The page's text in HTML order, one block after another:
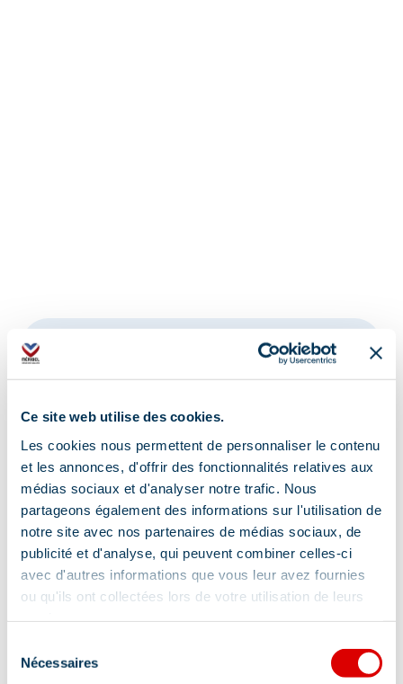
Ce site web utilise des cookies.
Les cookies nous permettent de personnaliser le contenu
et les annonces, d'offrir des fonctionnalités relatives aux
médias sociaux et d'analyser notre trafic. Nous
partageons également des informations sur l'utilisation de
notre site avec nos partenaires de médias sociaux, de
publicité et d'analyse, qui peuvent combiner celles-ci
avec d'autres informations que vous leur avez fournies
ou qu'ils ont collectées lors de votre utilisation de leurs
Nécessaires
Route du Chatelet, 73550 Méribel
Complément de localisation :
Navettes supplémentaires gratuites à 20:50
depuis Mottaret jusqu'à l'Altiport et Les Allues.
Annulation en cas de mauvais temps